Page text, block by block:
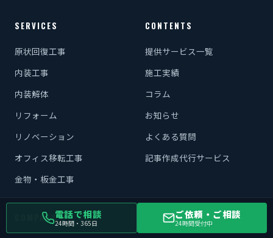
SERVICES
原状回復工事
内装工事
内装解体
リフォーム
リノベーション
オフィス移転工事
金物・板金工事
CONTENTS
提供サービス一覧
施工実績
コラム
お知らせ
よくある質問
記事作成代行サービス
COMPANY電話で相談
24時間・365日
ご依頼・ご相談
24時間受付中